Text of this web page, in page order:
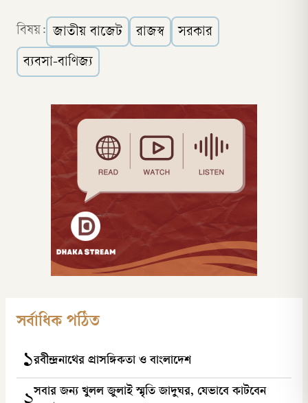
বিষয়: জাতীয় বাজেট রাজস্ব সরকার
ব্যবসা-বাণিজ্য
সর্বাধিক পঠিত
১রবীন্দ্রনাথের প্রাসঙ্গিকতা ও বাংলাদেশ
সবার জন্য খুলল জুলাই স্মৃতি জাদুঘর, যেভাবে কাটবেন